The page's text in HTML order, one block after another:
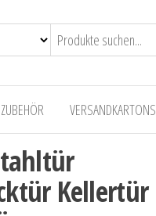
ZUBEHÖR VERSANDKARTONS
Kellertür